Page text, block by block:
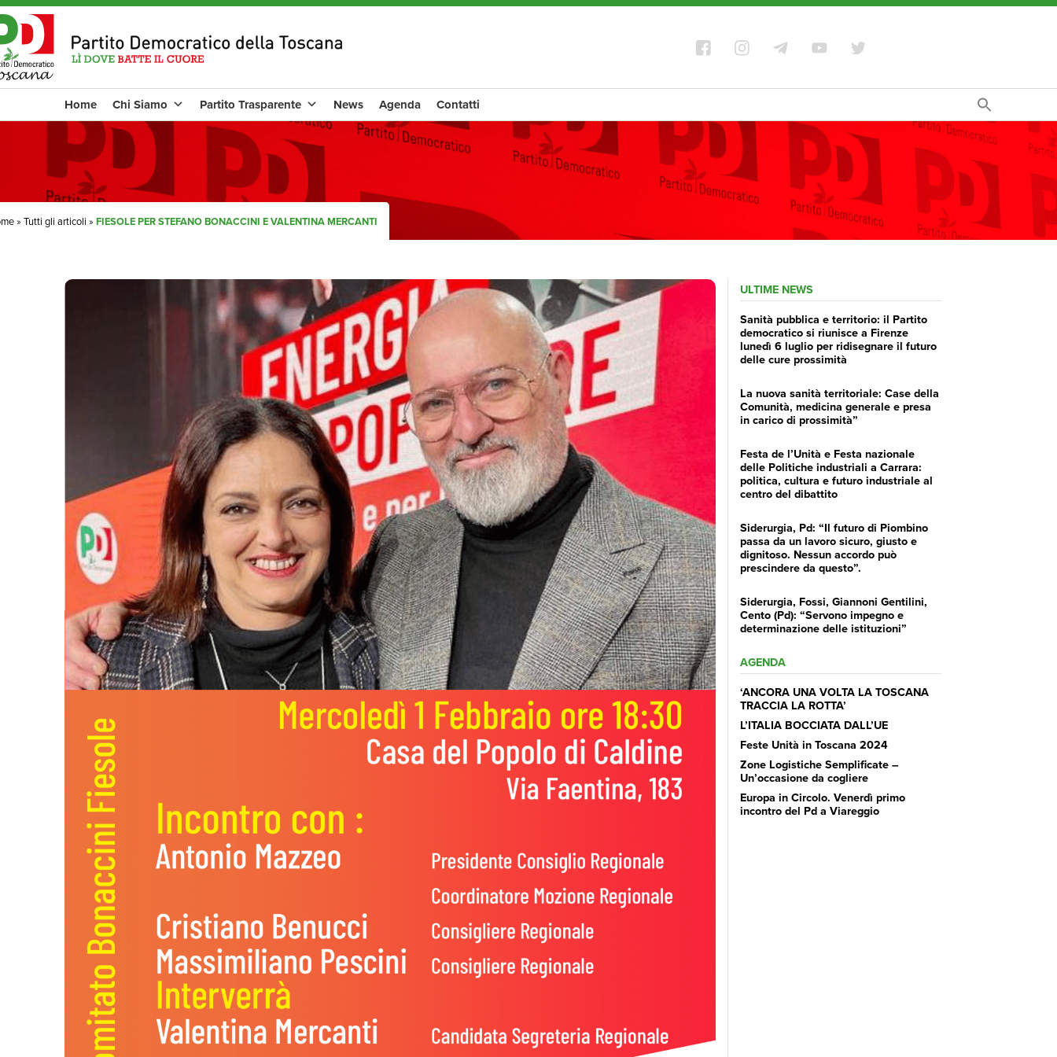
Home Chi Siamo Partito Trasparente News Agenda Contatti
» Tutti gli articoli » FIESOLE PER STEFANO BONACCINI E VALENTINA MERCANTI
ULTIME NEWS
Sanità pubblica e territorio: il Partito
democratico si riunisce a Firenze
lunedì 6 luglio per ridisegnare il futuro
delle cure prossimità
La nuova sanità territoriale: Case della
Comunità, medicina generale e presa
in carico di prossimità”
Festa de l’Unità e Festa nazionale
delle Politiche industriali a Carrara:
politica, cultura e futuro industriale al
centro del dibattito
Siderurgia, Pd: “Il futuro di Piombino
passa da un lavoro sicuro, giusto e
dignitoso. Nessun accordo può
prescindere da questo”.
Siderurgia, Fossi, Giannoni Gentilini,
Cento (Pd): “Servono impegno e
determinazione delle istituzioni”
AGENDA
‘ANCORA UNA VOLTA LA TOSCANA
TRACCIA LA ROTTA’
L’ITALIA BOCCIATA DALL’UE
Feste Unità in Toscana 2024
Zone Logistiche Semplificate –
Un’occasione da cogliere
Europa in Circolo. Venerdì primo
incontro del Pd a Viareggio